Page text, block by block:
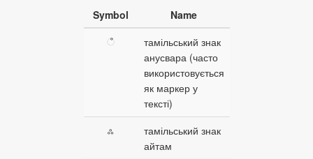
Symbol
Name
ஂ
тамільський знак
анусвара (часто
використовується
як маркер у
тексті)
ஃ
тамільський знак
айтам